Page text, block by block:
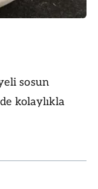
sosun
kolaylıkla